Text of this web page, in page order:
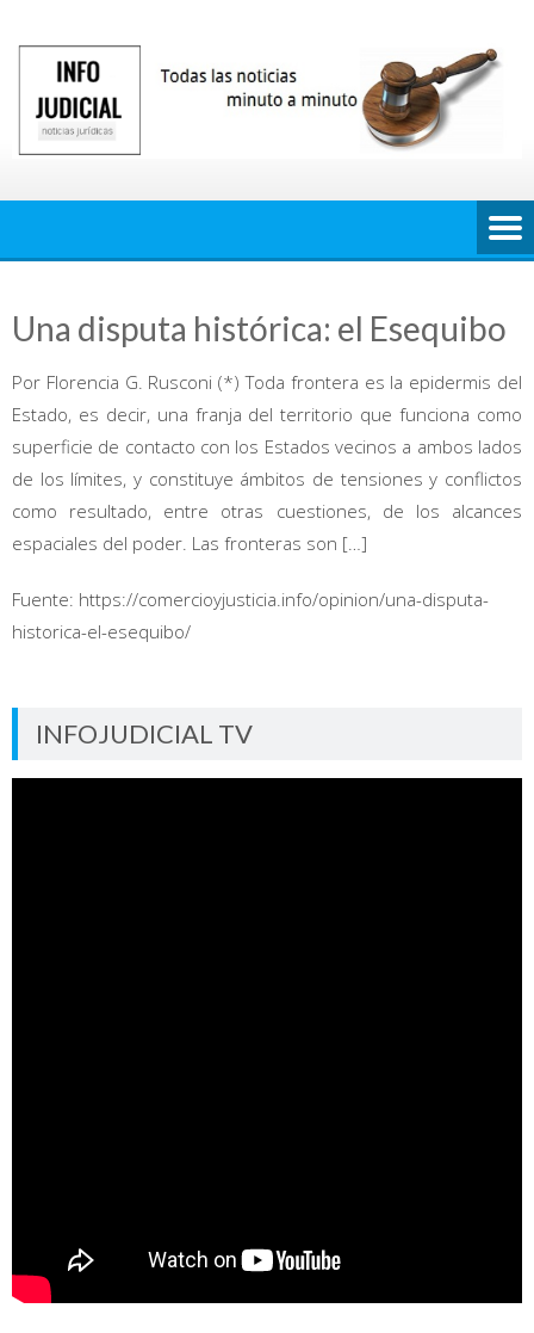
contenido
Una disputa histórica: el Esequibo
Por Florencia G. Rusconi (*) Toda frontera es la epidermis del
Estado, es decir, una franja del territorio que funciona como
superficie de contacto con los Estados vecinos a ambos lados
de los límites, y constituye ámbitos de tensiones y conflictos
como resultado, entre otras cuestiones, de los alcances
espaciales del poder. Las fronteras son […]
Fuente: https://comercioyjusticia.info/opinion/una-disputa-
historica-el-esequibo/
INFOJUDICIAL TV